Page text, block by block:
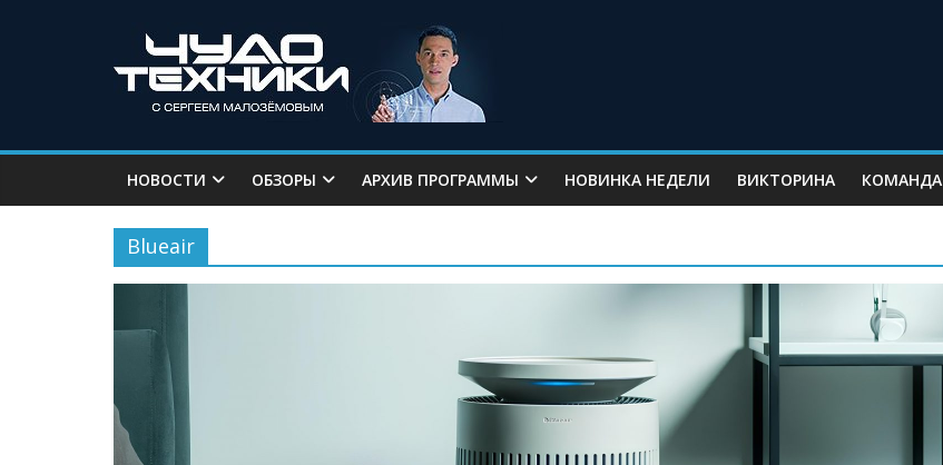
НОВОСТИ ОБЗОРЫ АРХИВ ПРОГРАММЫ НОВИНКА НЕДЕЛИ ВИКТОРИНА КОМАНДА
Blueair